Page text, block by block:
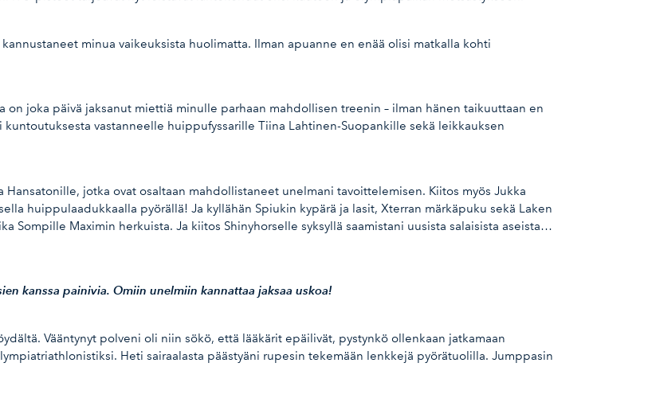
minua vaikeuksista huolimatta. Ilman apuanne en enää olisi matkalla kohti
joka päivä jaksanut miettiä minulle parhaan mahdollisen treenin – ilman hänen taikuuttaan en
vastanneelle huippufyssarille Tiina Lahtinen-Suopankille sekä leikkauksen
jotka ovat osaltaan mahdollistaneet unelmani tavoittelemisen. Kiitos myös Jukka
huippulaadukkaalla pyörällä! Ja kyllähän Spiukin kypärä ja lasit, Xterran märkäpuku sekä Laken
Sompille Maximin herkuista. Ja kiitos Shinyhorselle syksyllä saamistani uusista salaisista aseista…
kanssa painivia. Omiin unelmiin kannattaa jaksaa uskoa!
Vääntynyt polveni oli niin sökö, että lääkärit epäilivät, pystynkö ollenkaan jatkamaan
Heti sairaalasta päästyäni rupesin tekemään lenkkejä pyörätuolilla. Jumppasin